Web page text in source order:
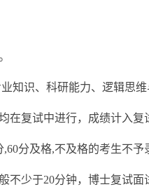
知识、科研能力、逻辑思
在复试中进行，成绩计入复
分及格,不及格的考生不予
不少于20分钟，博士复试面